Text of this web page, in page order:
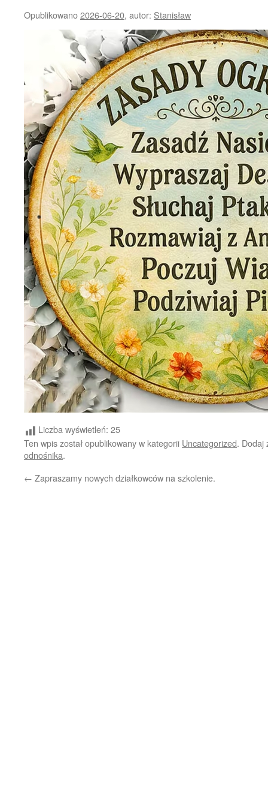
Opublikowano2026-06-20, autor: Stanisław
Liczba wyświetleń: 25
Ten wpis został opublikowany w kategorii Uncategorized. Dodaj
odnośnika.
← Zapraszamy nowych działkowców na szkolenie.